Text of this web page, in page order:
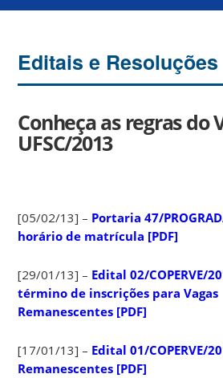
Editais e Resoluções
Conheça as regras do
UFSC/2013
[05/02/13] – Portaria 47/
horário de matrícula [PDF]
[29/01/13] – Edital 02/COPERVE/
término de inscrições para Vagas
Remanescentes [PDF]
[17/01/13] – Edital 01/COPERVE/
Remanescentes [PDF]